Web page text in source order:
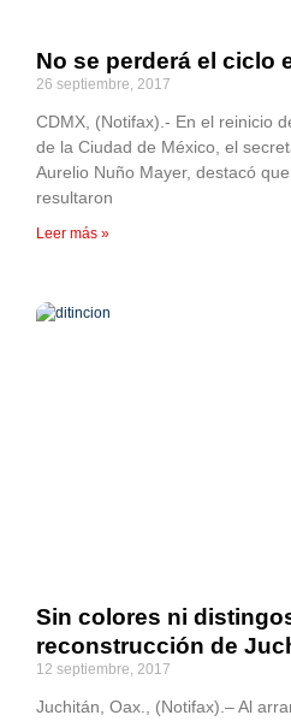
No se perderá el ciclo
26 septiembre, 2017
CDMX, (Notifax).- En el reinicio
de la Ciudad de México, el
Aurelio Nuño Mayer, destacó
resultaron
Leer más »
Sin colores ni
reconstrucción de
12 septiembre, 2017
Juchitán, Oax., (Notifax).– Al